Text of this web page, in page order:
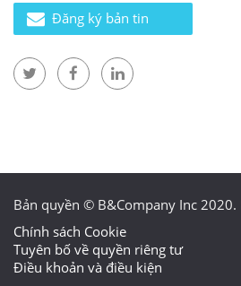
Đăng ký bản tin
Bản quyền © B&Company Inc
Chính sách Cookie
Tuyên bố về quyền riêng tư
Điều khoản và điều kiện